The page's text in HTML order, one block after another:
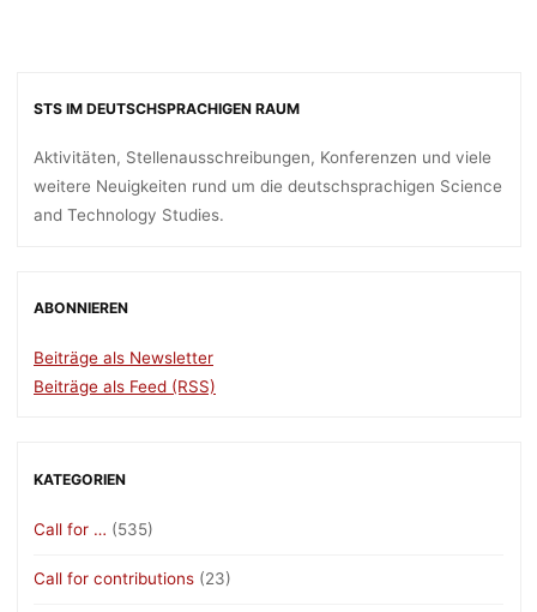
STS IM DEUTSCHSPRACHIGEN RAUM
Aktivitäten, Stellenausschreibungen, Konferenzen und viele
weitere Neuigkeiten rund um die deutschsprachigen Science
and Technology Studies.
ABONNIEREN
Beiträge als Newsletter
Beiträge als Feed (RSS)
KATEGORIEN
Call for … (535)
Call for contributions (23)